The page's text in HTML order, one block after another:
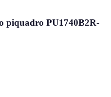
piquadro PU1740B2R-